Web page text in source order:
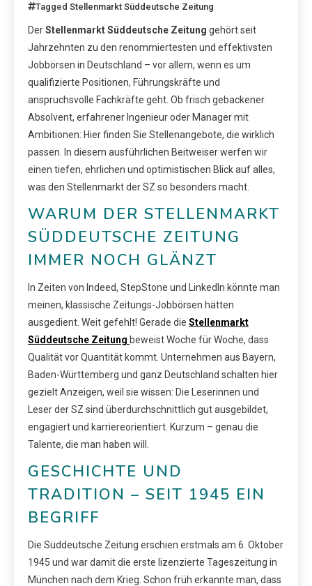
Tagged Stellenmarkt Süddeutsche Zeitung
DerStellenmarkt Süddeutsche Zeitung gehört seit
Jahrzehnten zu den renommiertesten und effektivsten
Jobbörsen in Deutschland – vor allem, wenn es um
qualifizierte Positionen, Führungskräfte und
anspruchsvolle Fachkräfte geht. Ob frisch gebackener
Absolvent, erfahrener Ingenieur oder Manager mit
Ambitionen: Hier finden Sie Stellenangebote, die wirklich
passen. In diesem ausführlichen Beitweiser werfen wir
einen tiefen, ehrlichen und optimistischen Blick auf alles,
was den Stellenmarkt der SZ so besonders macht.
WARUM DER STELLENMARKT
SÜDDEUTSCHE ZEITUNG
IMMER NOCH GLÄNZT
In Zeiten von Indeed, StepStone und LinkedIn könnte man
meinen, klassische Zeitungs-Jobbörsen hätten
ausgedient. Weit gefehlt! Gerade die Stellenmarkt
Süddeutsche Zeitung beweist Woche für Woche, dass
Qualität vor Quantität kommt. Unternehmen aus Bayern,
Baden-Württemberg und ganz Deutschland schalten hier
gezielt Anzeigen, weil sie wissen: Die Leserinnen und
Leser der SZ sind überdurchschnittlich gut ausgebildet,
engagiert und karriereorientiert. Kurzum – genau die
Talente, die man haben will.
GESCHICHTE UND
TRADITION – SEIT 1945 EIN
BEGRIFF
Die Süddeutsche Zeitung erschien erstmals am 6. Oktober
1945 und war damit die erste lizenzierte Tageszeitung in
München nach dem Krieg. Schon früh erkannte man, dass